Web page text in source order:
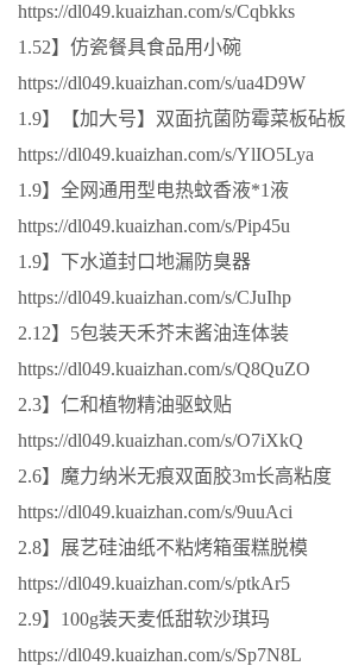
https://dl049.kuaizhan.com/s/Cqbkks
1.52】仿瓷餐具食品用小碗
https://dl049.kuaizhan.com/s/ua4D9W
1.9】【加大号】双面抗菌防霉菜板砧板
https://dl049.kuaizhan.com/s/YlIO5Lya
1.9】全网通用型电热蚊香液*1液
https://dl049.kuaizhan.com/s/Pip45u
1.9】下水道封口地漏防臭器
https://dl049.kuaizhan.com/s/CJuIhp
2.12】5包装天禾芥末酱油连体装
https://dl049.kuaizhan.com/s/Q8QuZO
2.3】仁和植物精油驱蚊贴
https://dl049.kuaizhan.com/s/O7iXkQ
2.6】魔力纳米无痕双面胶3m长高粘度
https://dl049.kuaizhan.com/s/9uuAci
2.8】展艺硅油纸不粘烤箱蛋糕脱模
https://dl049.kuaizhan.com/s/ptkAr5
2.9】100g装天麦低甜软沙琪玛
https://dl049.kuaizhan.com/s/Sp7N8L